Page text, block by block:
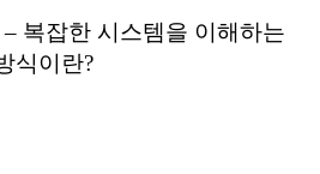
복잡한 시스템을 이해하는
식이란?